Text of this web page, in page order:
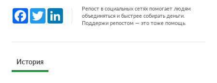
Facebook
Twitter LinkedInРепост в социальных сетях помогает людям
объединяться и быстрее собирать деньги.
Поддержи репостом — это тоже помощь.
История